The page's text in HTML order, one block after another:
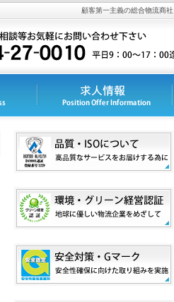
顧客第一主義の総合物流商社